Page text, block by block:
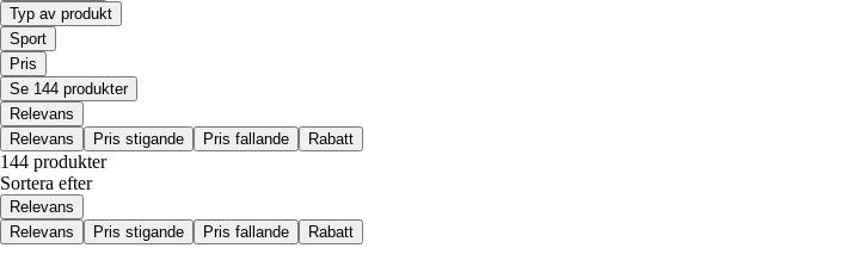
Typ av produkt
Sport
Pris
Se 144 produkter
Relevans
Relevans
Pris stigande Pris fallande Rabatt
144 produkter
Sortera efter
Relevans
Relevans
Pris stigande Pris fallande Rabatt